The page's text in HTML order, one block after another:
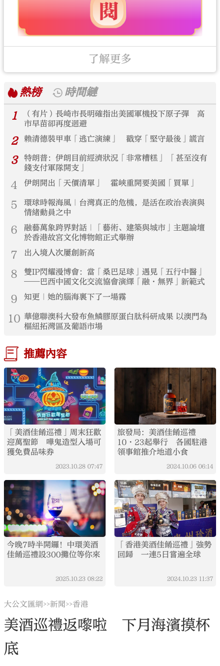
了解更多
熱榜
時間鏈
1
（有片）長崎市長明確指出美國軍機投下原子彈 高
市早苗卻再度迴避
2 賴清德裝甲車「逃亡演練」 戳穿「堅守最後」謊言
3
特朗普：伊朗目前經濟狀況「非常糟糕」 「甚至沒有
錢支付軍隊開支」
4 伊朗開出「天價清單」 霍峽重開要美國「買單」
5
環球時報海風｜台灣真正的危機，是活在政治表演與
情緒動員之中
6
融藝萬象跨界對話｜「藝術、建築與城市」主題論壇
於香港故宮文化博物館正式舉辦
7 出入境人次屢創新高
8
雙IP閃耀漫博會：當「桑巴足球」遇見「五行中醫」
——巴西中國文化交流協會演繹「融·無界」新範式
9 知更｜她的腦海裏下了一場霧
10 華億聯澳科大發布魚鱗膠原蛋白肽科研成果 以澳門為
樞紐拓灣區及葡語市場
推薦內容
「美酒佳餚巡禮」周末狂歡
迎萬聖節 嘩鬼造型入場可
獲免費品味券
2023.10.28 07:47
旅發局：美酒佳餚巡禮
10·23起舉行 各國駐港
領事館推介地道小食
2024.10.06 06:14
今晚7時半開鑼！中環美酒
佳餚巡禮設300攤位等你來
2025.10.23 08:22
「香港美酒佳餚巡禮」強勢
回歸 一連5日嘗遍全球
2024.10.23 11:37
大公文匯網>>新聞>>香港
美酒巡禮返嚟啦 下月海濱摸杯
底